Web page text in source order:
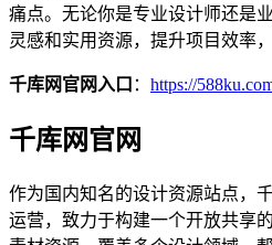
痛点。无论你是专业设计师还是
灵感和实用资源，提升项目效率
千库网官网入口 ： https://
千库网官网
作为国内知名的设计资源站点，
运营，致力于构建一个开放共享